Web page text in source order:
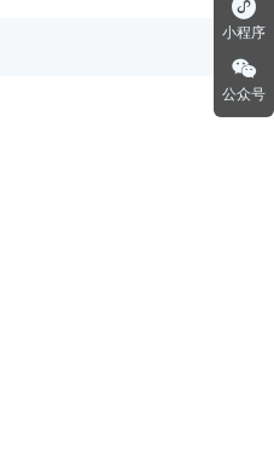
小程序
公众号